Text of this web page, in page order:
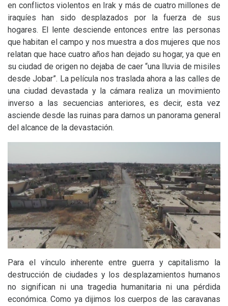
en conflictos violentos en Irak y más de cuatro millones de
iraquíes han sido desplazados por la fuerza de sus
hogares. El lente desciende entonces entre las personas
que habitan el campo y nos muestra a dos mujeres que nos
relatan que hace cuatro años han dejado su hogar, ya que en
su ciudad de origen no dejaba de caer “una lluvia de misiles
desde Jobar”. La película nos traslada ahora a las calles de
una ciudad devastada y la cámara realiza un movimiento
inverso a las secuencias anteriores, es decir, esta vez
asciende desde las ruinas para darnos un panorama general
del alcance de la devastación.
Para el vínculo inherente entre guerra y capitalismo la
destrucción de ciudades y los desplazamientos humanos
no significan ni una tragedia humanitaria ni una pérdida
económica. Como ya dijimos los cuerpos de las caravanas